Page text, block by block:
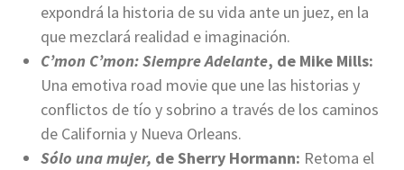
expondrá la historia de su vida ante un juez, en la
que mezclará realidad e imaginación.
C’mon C’mon: Siempre Adelante, de Mike Mills:
Una emotiva road movie que une las historias y
conflictos de tío y sobrino a través de los caminos
de California y Nueva Orleans.
Sólo una mujer, de Sherry Hormann: Retoma el